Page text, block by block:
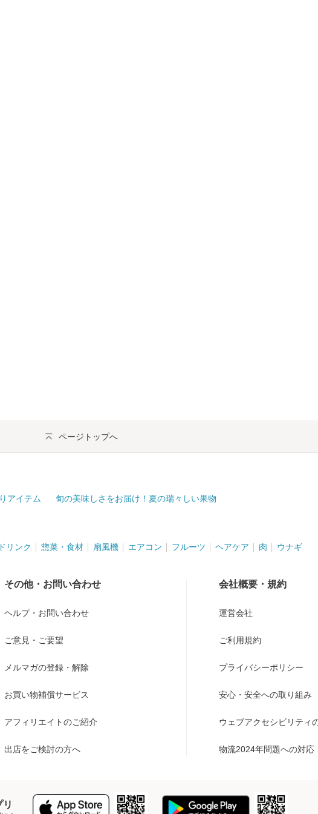
ページトップへ
アイテム 旬の美味しさをお届け！夏の瑞々しい果物
リンク 惣菜・食材 扇風機 エアコン フルーツ ヘアケア 肉 ウナギ
その他・お問い合わせ
ヘルプ・お問い合わせ
ご意見・ご要望
メルマガの登録・解除
お買い物補償サービス
アフィリエイトのご紹介
出店をご検討の方へ
会社概要・規約
運営会社
ご利用規約
プライバシーポリシー
安心・安全への取り組み
ウェブアクセシビリティ
物流2024年問題への対応